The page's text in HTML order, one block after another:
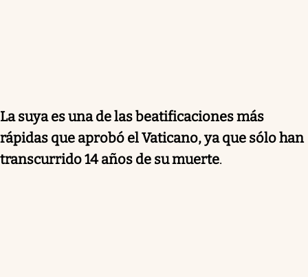
La suya es una de las beatificaciones más
rápidas que aprobó el Vaticano, ya que sólo han
transcurrido 14 años de su muerte.